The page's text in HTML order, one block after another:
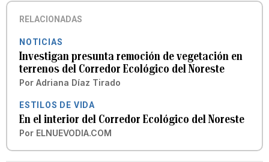
RELACIONADAS
NOTICIAS
Investigan presunta remoción de vegetación en
terrenos del Corredor Ecológico del Noreste
Por Adriana Díaz Tirado
ESTILOS DE VIDA
En el interior del Corredor Ecológico del Noreste
Por ELNUEVODIA.COM